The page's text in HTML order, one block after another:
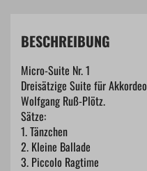
BESCHREIBUNG
Micro-Suite Nr. 1
Dreisätzige Suite für
Wolfgang Ruß-Plötz.
Sätze:
1. Tänzchen
2. Kleine Ballade
3. Piccolo Ragtime